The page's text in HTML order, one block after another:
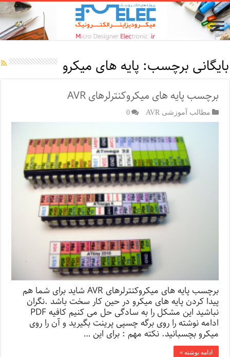
بایگانی برچسب: پایه های میکرو
برچسب پایه های میکروکنترلرهای AVR
مطالب آموزشی AVR 0
برچسب پایه های میکروکنترلرهای AVR شاید برای شما هم
پیدا کردن پایه های میکرو در حین کار سخت باشد .نگران
نباشید این مشکل را به سادگی حل می کنیم کافیه PDF
ادامه نوشته را روی برگه چسپی پرینت بگیرید و آن را روی
میکرو بچسبانید. نکته مهم : برای این …
ادامه نوشته »